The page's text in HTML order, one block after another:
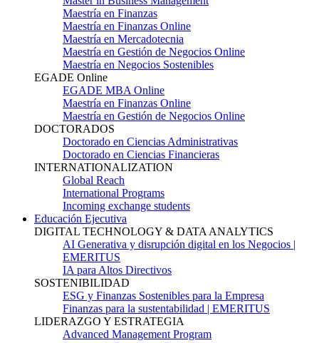
Maestría en Finanzas
Maestría en Finanzas Online
Maestría en Mercadotecnia
Maestría en Gestión de Negocios Online
Maestría en Negocios Sostenibles
EGADE Online
EGADE MBA Online
Maestría en Finanzas Online
Maestría en Gestión de Negocios Online
DOCTORADOS
Doctorado en Ciencias Administrativas
Doctorado en Ciencias Financieras
INTERNATIONALIZATION
Global Reach
International Programs
Incoming exchange students
Educación Ejecutiva
DIGITAL TECHNOLOGY & DATA ANALYTICS
AI Generativa y disrupción digital en los Negocios |
EMERITUS
IA para Altos Directivos
SOSTENIBILIDAD
ESG y Finanzas Sostenibles para la Empresa
Finanzas para la sustentabilidad | EMERITUS
LIDERAZGO Y ESTRATEGIA
Advanced Management Program